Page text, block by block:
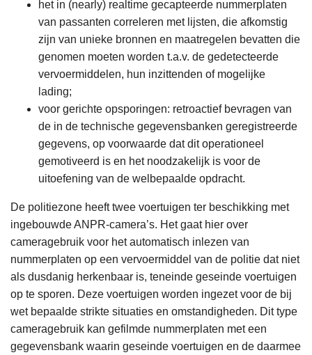
het in (nearly) realtime gecapteerde nummerplaten
van passanten correleren met lijsten, die afkomstig
zijn van unieke bronnen en maatregelen bevatten die
genomen moeten worden t.a.v. de gedetecteerde
vervoermiddelen, hun inzittenden of mogelijke
lading;
voor gerichte opsporingen: retroactief bevragen van
de in de technische gegevensbanken geregistreerde
gegevens, op voorwaarde dat dit operationeel
gemotiveerd is en het noodzakelijk is voor de
uitoefening van de welbepaalde opdracht.
De politiezone heeft twee voertuigen ter beschikking met
ingebouwde ANPR-camera’s. Het gaat hier over
cameragebruik voor het automatisch inlezen van
nummerplaten op een vervoermiddel van de politie dat niet
als dusdanig herkenbaar is, teneinde geseinde voertuigen
op te sporen. Deze voertuigen worden ingezet voor de bij
wet bepaalde strikte situaties en omstandigheden. Dit type
cameragebruik kan gefilmde nummerplaten met een
gegevensbank waarin geseinde voertuigen en de daarmee